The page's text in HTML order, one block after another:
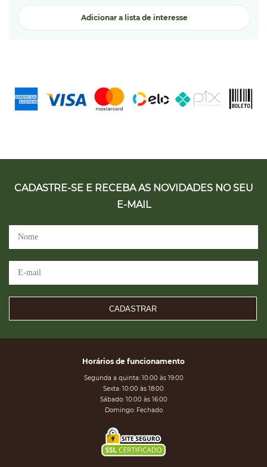
Adicionar a lista de interesse
CADASTRE-SE E RECEBA AS NOVIDADES NO SEU
E-MAIL
CADASTRAR
Horários de funcionamento
Segunda a quinta: 10:00 às 19:00
Sexta: 10:00 às 18:00
Sábado: 10:00 às 16:00
Domingo: Fechado